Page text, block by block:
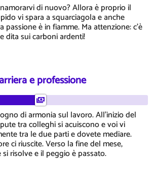
di nuovo? Allora è proprio il
vi spara a squarciagola e anche
è in fiamme. Ma attenzione: c'è
dita sui carboni ardenti!
e professione
di armonia sul lavoro. All'inizio del
tra colleghi si acuiscono e voi vi
tra le due parti e dovete mediare.
ci riuscite. Verso la fine del mese,
risolve e il peggio è passato.